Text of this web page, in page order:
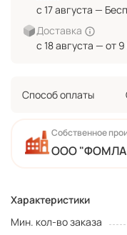
Характеристики
Мин. кол-во заказа
Собственное
ООО
с 17 августа —
Доставка
с 18 августа — от
Способ оплаты